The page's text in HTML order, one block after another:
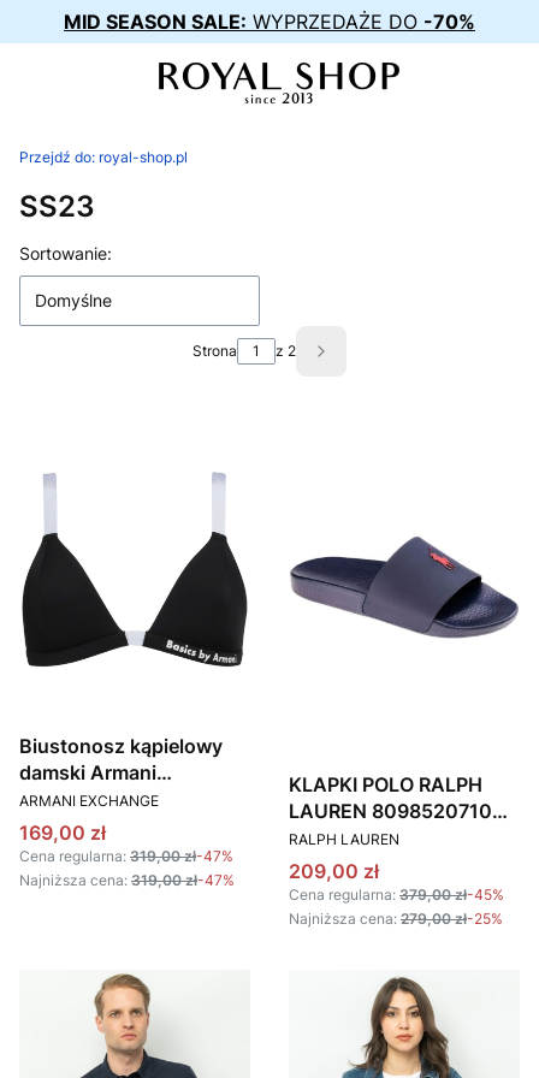
MID SEASON SALE: WYPRZEDAŻE DO -70%
Przejdź do: royal-shop.pl
SS23
Lista produktów
Sortowanie:
Domyślne
Strona z 2 Następne produkty
Biustonosz kąpielowy
damski Armani
Exchange 943046
3R614 czarny
PRODUCENT
ARMANI EXCHANGE
Cena promocyjna
169,00 zł
Cena regularna: 319,00 zł-47%
Najniższa cena: 319,00 zł-47%
KLAPKI POLO RALPH
LAUREN 809852071002
GRANATOWE
PRODUCENT
RALPH LAUREN
Cena promocyjna
209,00 zł
Cena regularna: 379,00 zł-45%
Najniższa cena: 279,00 zł-25%